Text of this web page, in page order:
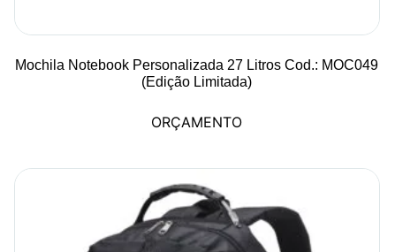
Mochila Notebook Personalizada 27 Litros Cod.: MOC049
(Edição Limitada)
ORÇAMENTO